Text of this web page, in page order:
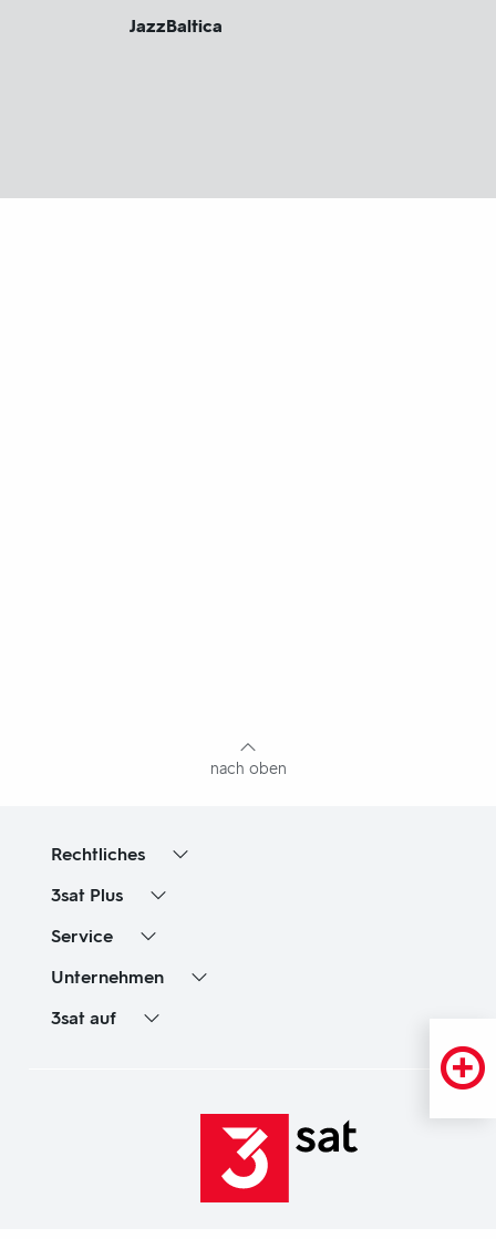
JazzBaltica
nach oben
Rechtliches
3sat Plus
Service
Unternehmen
3sat auf